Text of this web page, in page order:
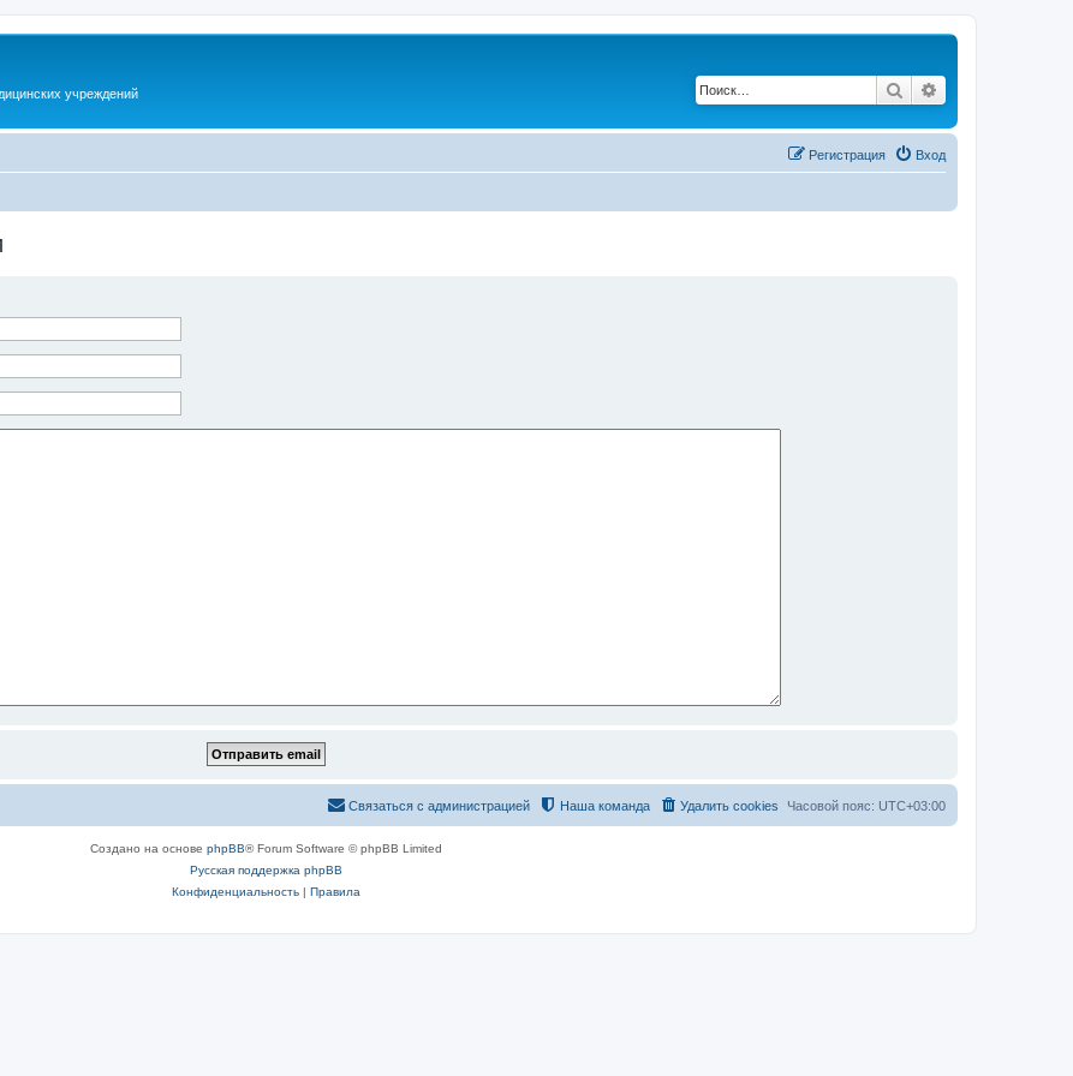
учреждений Поиск
Вход
Регистрация
Часовой пояс: UTC+03:00
Удалить cookies
Наша команда
Связаться с администрацией
Создано на основе phpBB® Forum Software © phpBB Limited
Русская поддержка phpBB
Конфиденциальность| Правила